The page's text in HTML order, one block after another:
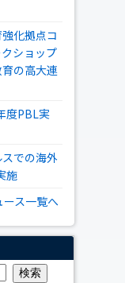
化拠点コ
ショップ
育の高大連
度PBL実
での海外
施
ス一覧へ